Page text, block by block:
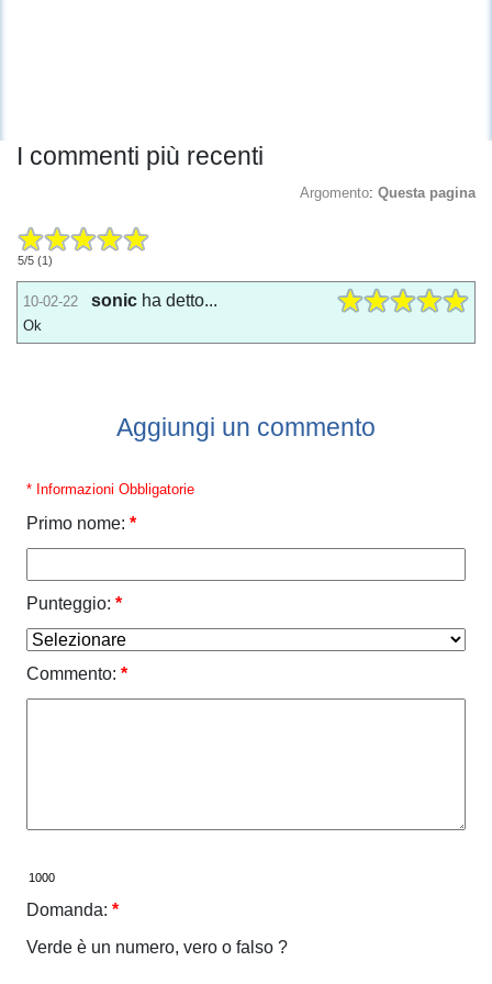
I commenti più recenti
Argomento: Questa pagina
5/5 (1)
10-02-22 sonic ha detto...
Ok
Aggiungi un commento
* Informazioni Obbligatorie
Primo nome: *
Punteggio: *
Commento: *
Domanda: *
Verde è un numero, vero o falso ?